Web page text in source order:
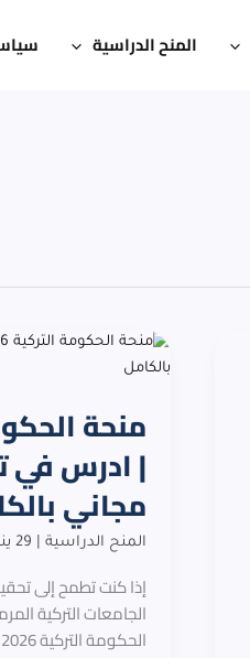
المنح الدراسية
| ادرس في
مجاني
المنح الدراسية 29 يناير 2025
إذا كنت تطمح إلى
الجامعات التركية
الحكومة التركية 2026 توفر لك فرصة
منحة
الحكومة
2026
|
ادرس
في
تركيا
بشكل
مجاني
بالكامل